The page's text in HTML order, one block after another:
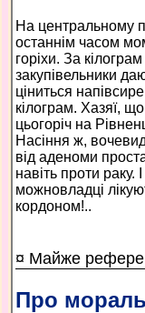
На центральному
останнім часом
горіхи. За
закупівельники
ціниться
кілограм. Хазяї,
цьогоріч на
Насіння ж,
від аденоми
навіть проти раку.
можновладці
кордоном!..
¤ Майже
Про